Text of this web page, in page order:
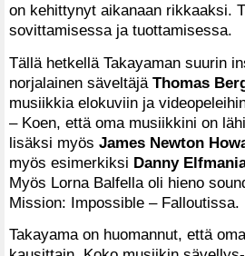
on kehittynyt aikanaan rikkaaksi.
sovittamisessa ja tuottamisessa.
Tällä hetkellä Takayaman suurin
norjalainen säveltäjä Thomas
musiikkia elokuviin ja
– Koen, että oma musiikkini on
lisäksi myös James Newton
myös esimerkiksi Danny
Myös Lorna Balfella oli hieno
Mission: Impossible – Falloutissa.
Takayama on huomannut, että